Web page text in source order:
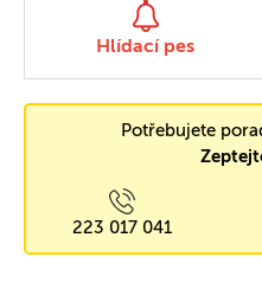
Hlídací pes
Potřebujete
223 017 041